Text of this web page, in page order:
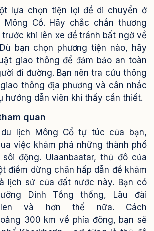
lựa chọn tiện lợi để di chuyển ở
Mông Cổ. Hãy chắc chắn thương
khi lên xe để tránh bất ngờ về
bạn chọn phương tiện nào, hãy
giao thông để đảm bảo an toàn
đi đường. Bạn nên tra cứu thông
thông địa phương và cân nhắc
hướng dẫn viên khi thấy cần thiết.
quan
du lịch Mông Cổ tự túc của bạn,
việc khám phá những thành phố
động. Ulaanbaatar, thủ đô của
điểm dừng chân hấp dẫn để khám
lịch sử của đất nước này. Bạn có
Dinh Tổng thống, Lâu đài
và hơn thế nữa. Cách
300 km về phía đông, bạn sẽ